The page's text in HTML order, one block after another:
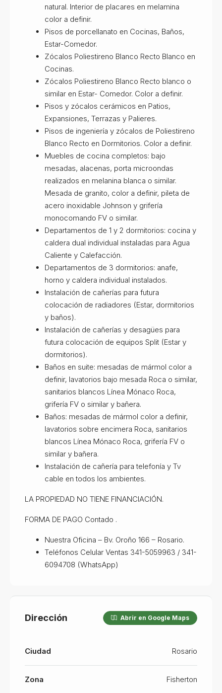
natural. Interior de placares en melamina
color a definir.
Pisos de porcellanato en Cocinas, Baños,
Estar-Comedor.
Zócalos Poliestireno Blanco Recto Blanco en
Cocinas.
Zócalos Poliestireno Blanco Recto blanco o
similar en Estar- Comedor. Color a definir.
Pisos y zócalos cerámicos en Patios,
Expansiones, Terrazas y Palieres.
Pisos de ingeniería y zócalos de Poliestireno
Blanco Recto en Dormitorios. Color a definir.
Muebles de cocina completos: bajo
mesadas, alacenas, porta microondas
realizados en melanina blanca o similar.
Mesada de granito, color a definir, pileta de
acero inoxidable Johnson y grifería
monocomando FV o similar.
Departamentos de 1 y 2 dormitorios: cocina y
caldera dual individual instaladas para Agua
Caliente y Calefacción.
Departamentos de 3 dormitorios: anafe,
horno y caldera individual instalados.
Instalación de cañerías para futura
colocación de radiadores (Estar, dormitorios
y baños).
Instalación de cañerías y desagües para
futura colocación de equipos Split (Estar y
dormitorios).
Baños en suite: mesadas de mármol color a
definir, lavatorios bajo mesada Roca o similar,
sanitarios blancos Línea Mónaco Roca,
grifería FV o similar y bañera.
Baños: mesadas de mármol color a definir,
lavatorios sobre encimera Roca, sanitarios
blancos Línea Mónaco Roca, grifería FV o
similar y bañera.
Instalación de cañería para telefonía y Tv
cable en todos los ambientes.
LA PROPIEDAD NO TIENE FINANCIACIÓN.
FORMA DE PAGO Contado .
Nuestra Oficina – Bv. Oroño 166 – Rosario.
Teléfonos Celular Ventas 341-5059963 / 341-
6094708 (WhatsApp)
Dirección Abrir en Google Maps
Ciudad Rosario
Zona Fisherton